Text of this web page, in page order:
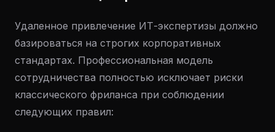
Удаленное привлечение ИТ-экспертизы должно
базироваться на строгих корпоративных
стандартах. Профессиональная модель
сотрудничества полностью исключает риски
классического фриланса при соблюдении
следующих правил: